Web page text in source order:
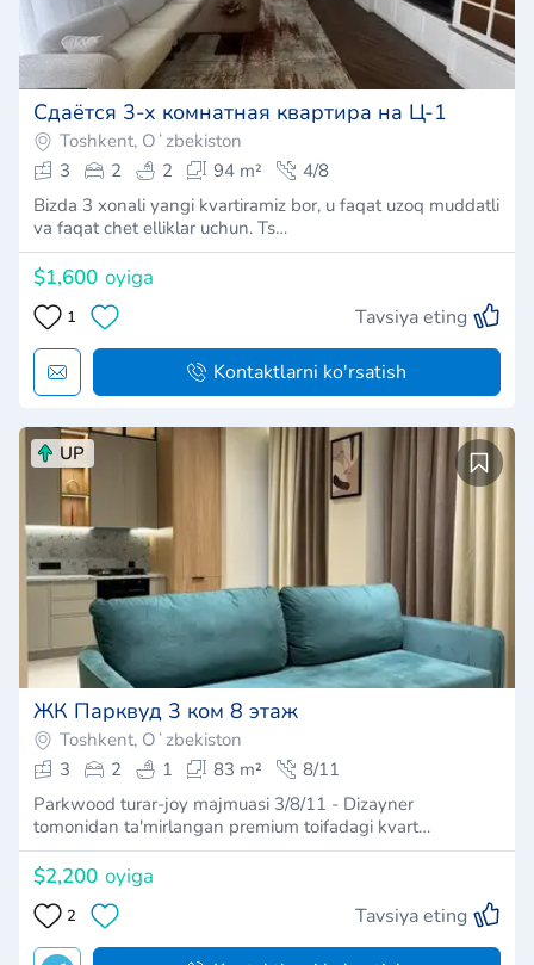
Сдаётся 3-х комнатная квартира на Ц-1
Toshkent, Oʻzbekiston
3
2 2 94 m²
4/8
Bizda 3 xonali yangi kvartiramiz bor, u faqat uzoq muddatli
va faqat chet elliklar uchun. Ts…
$1,600 oyiga
1 Tavsiya eting
Kontaktlarni ko'rsatish
UP
ЖК Парквуд 3 ком 8 этаж
Toshkent, Oʻzbekiston
3
2 1 83 m²
8/11
Parkwood turar-joy majmuasi 3/8/11 - Dizayner
tomonidan ta'mirlangan premium toifadagi kvart…
$2,200 oyiga
2 Tavsiya eting